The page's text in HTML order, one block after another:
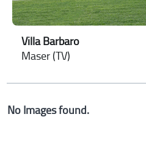
Villa Barbaro
Maser (TV)
No Images found.